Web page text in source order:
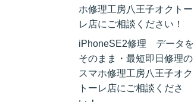
ホ修理工房八王子オクトー
レ店にご相談ください！
iPhoneSE2修理 データを
そのまま・最短即日修理の
スマホ修理工房八王子オク
トーレ店にご相談くださ